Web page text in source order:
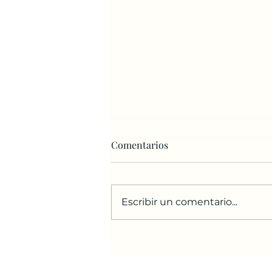
Comentarios
Escribir un comentario...